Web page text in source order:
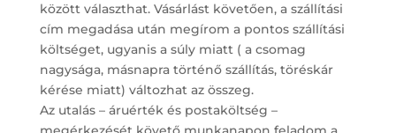
között választhat. Vásárlást követően, a szállítási
cím megadása után megírom a pontos szállítási
költséget, ugyanis a súly miatt ( a csomag
nagysága, másnapra történő szállítás, töréskár
kérése miatt) változhat az összeg.
Az utalás – áruérték és postaköltség –